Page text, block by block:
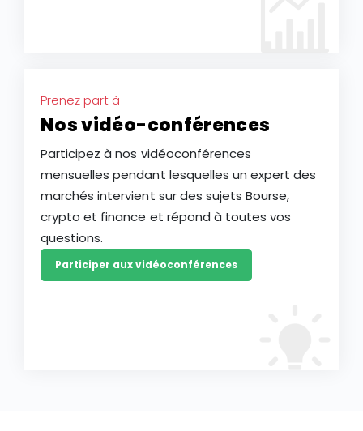
Prenez part à
Nos vidéo-conférences
Participez à nos vidéoconférences
mensuelles pendant lesquelles un expert des
marchés intervient sur des sujets Bourse,
crypto et finance et répond à toutes vos
questions.
Participer aux vidéoconférences